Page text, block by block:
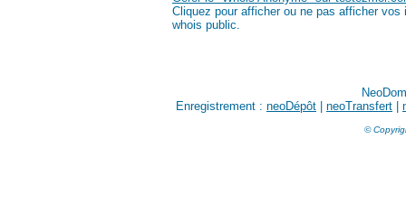
Cliquez pour afficher ou ne pas afficher
whois public.
Enregistrement : neoDépôt neoTransfert
©